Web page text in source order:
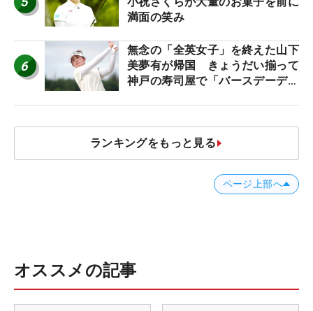
満面の笑み
6
無念の「全英女子」を終えた山下
美夢有が帰国 きょうだい揃って
神戸の寿司屋で「バースデーディ
ランキングをもっと見る
ページ上部へ
オススメの記事